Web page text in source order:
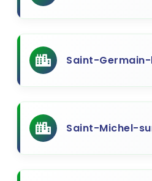
Saint-
Saint-Michel-